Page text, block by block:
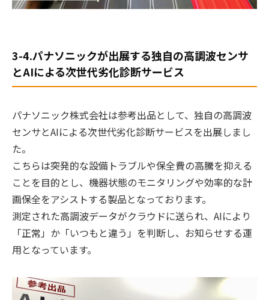
3-4.パナソニックが出展する独自の高調波センサ
とAIによる次世代劣化診断サービス
パナソニック株式会社は参考出品として、独自の高調波
センサとAIによる次世代劣化診断サービスを出展しまし
た。
こちらは突発的な設備トラブルや保全費の高騰を抑える
ことを目的とし、機器状態のモニタリングや効率的な計
画保全をアシストする製品となっております。
測定された高調波データがクラウドに送られ、AIにより
「正常」か「いつもと違う」を判断し、お知らせする運
用となっています。